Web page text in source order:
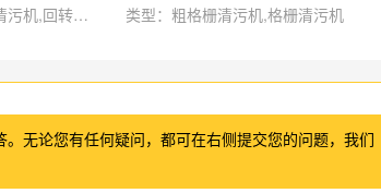
类型：粗格栅清污机,格栅清污机,回转式清污机
类型：粗格栅清污机,格栅清污机
无论您有任何疑问，都可在右侧提交您的问题，我们